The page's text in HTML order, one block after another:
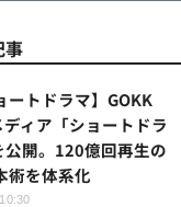
事
ートドラマ】GOKK
ィア「ショートドラ
公開。120億回再生の
術を体系化